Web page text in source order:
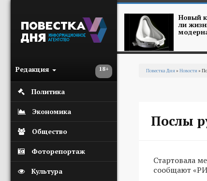
18+
Редакция
Политика
Экономика
Общество
Фоторепортаж
Культура
Новый
ли
Повестка Дня» Новости»
Послы
Стартовала
сообщают